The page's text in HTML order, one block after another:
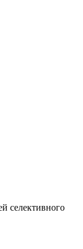
селективного